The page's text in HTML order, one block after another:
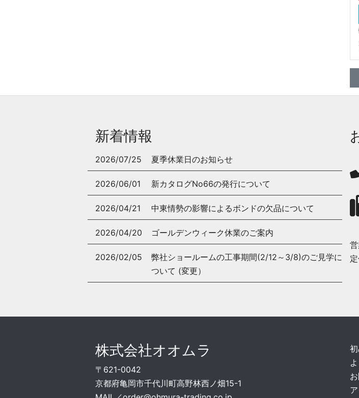
新着情報
2026/07/25 夏季休業日のお知らせ
2026/06/01 新カタログNo66の発行について
2026/04/21 中東情勢の影響によるボンドの欠品について
2026/04/20 ゴールデンウィーク休業のご案内
2026/02/05
弊社ショールームの工事期間(2/12～3/8)のご見学に
ついて (変更）
株式会社オオムラ
〒621-0042
京都府亀岡市千代川町高野林西ノ畑15-1